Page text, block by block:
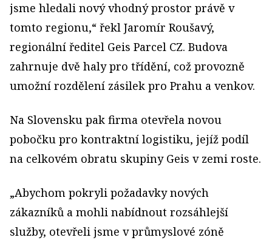
jsme hledali nový vhodný prostor právě v
tomto regionu,“ řekl Jaromír Roušavý,
regionální ředitel Geis Parcel CZ. Budova
zahrnuje dvě haly pro třídění, což provozně
umožní rozdělení zásilek pro Prahu a venkov.
Na Slovensku pak firma otevřela novou
pobočku pro kontraktní logistiku, jejíž podíl
na celkovém obratu skupiny Geis v zemi roste.
„Abychom pokryli požadavky nových
zákazníků a mohli nabídnout rozsáhlejší
služby, otevřeli jsme v průmyslové zóně